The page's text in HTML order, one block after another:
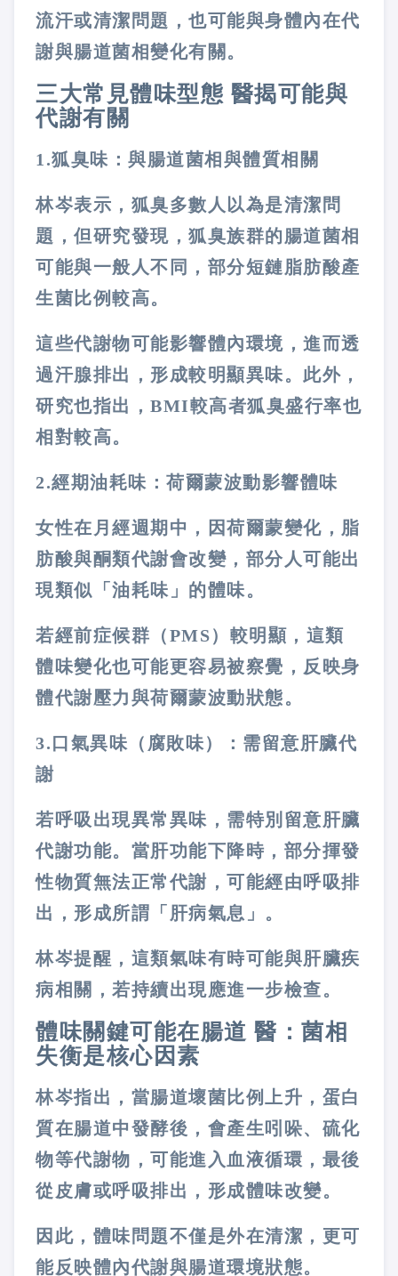
流汗或清潔問題，也可能與身體內在代
謝與腸道菌相變化有關。
三大常見體味型態 醫揭可能與
代謝有關
1️ .狐臭味：與腸道菌相與體質相關
林岑表示，狐臭多數人以為是清潔問
題，但研究發現，狐臭族群的腸道菌相
可能與一般人不同，部分短鏈脂肪酸產
生菌比例較高。
這些代謝物可能影響體內環境，進而透
過汗腺排出，形成較明顯異味。此外，
研究也指出， BMI較高者狐臭盛行率也
相對較高。
2️.經期油耗味：荷爾蒙波動影響體味
女性在月經週期中，因荷爾蒙變化，脂
肪酸與酮類代謝會改變，部分人可能出
現類似「油耗味」的體味。
若經前症候群（PMS）較明顯，這類
體味變化也可能更容易被察覺，反映身
體代謝壓力與荷爾蒙波動狀態。
3️. 口氣異味（腐敗味）：需留意肝臟代
謝
若呼吸出現異常異味，需特別留意肝臟
代謝功能。當肝功能下降時，部分揮發
性物質無法正常代謝，可能經由呼吸排
出，形成所謂「肝病氣息」。
林岑提醒，這類氣味有時可能與肝臟疾
病相關，若持續出現應進一步檢查。
體味關鍵可能在腸道 醫：菌相
失衡是核心因素
林岑指出，當腸道壞菌比例上升，蛋白
質在腸道中發酵後，會產生吲哚、硫化
物等代謝物，可能進入血液循環，最後
從皮膚或呼吸排出，形成體味改變。
因此，體味問題不僅是外在清潔，更可
能反映體內代謝與腸道環境狀態。